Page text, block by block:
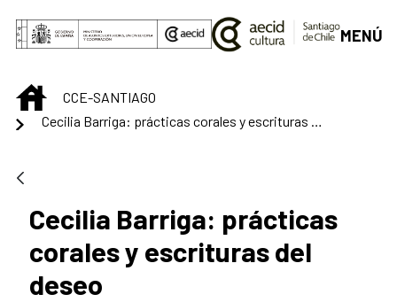
Skip to Main Content
MENÚ
INICIOCCE-SANTIAGO
Cecilia Barriga: prácticas
corales y escrituras del
deseo